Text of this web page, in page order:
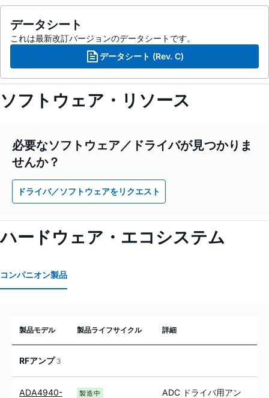
データシート
これは最新改訂バージョンのデータシートです。
データシート (Rev. C)
ソフトウェア・リソース
必要なソフトウェア／ドライバが見つかりま
せんか？
ドライバ／ソフトウェアをリクエスト
ハードウェア・エコシステム
コンパニオン製品
製品モデル 製品ライフサイクル 詳細
RFアンプ 3
ADA4940-
製造中
ADC ドライバ用アン